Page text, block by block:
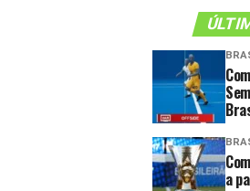
a